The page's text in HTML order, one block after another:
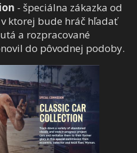
- špeciálna zákazka od
ktorej bude hráč hľadať
a rozpracované
do pôvodnej podoby.